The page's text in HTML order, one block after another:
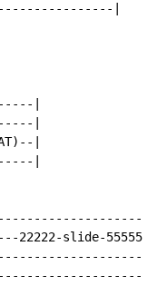
|
|
|
|
|
slide-